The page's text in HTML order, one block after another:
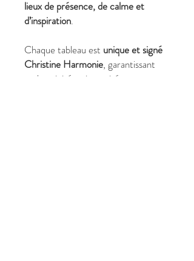
lieux de présence, de calme et
d’inspiration.
Chaque tableau est unique et signé
Christine Harmonie, garantissant
authenticité et intensité.